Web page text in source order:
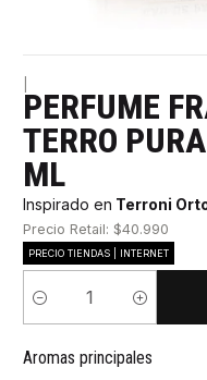
PERFUME
TERRO
ML
Inspirado en Terroni
Precio Retail: $40.990
PRECIO TIENDAS | INTERNET
Cantidad
Aromas principales